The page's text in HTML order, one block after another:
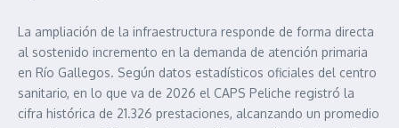
La ampliación de la infraestructura responde de forma directa
al sostenido incremento en la demanda de atención primaria
en Río Gallegos. Según datos estadísticos oficiales del centro
sanitario, en lo que va de 2026 el CAPS Peliche registró la
cifra histórica de 21.326 prestaciones, alcanzando un promedio